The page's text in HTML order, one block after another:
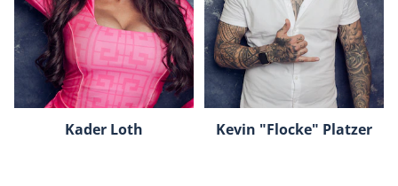
Kader Loth Kevin "Flocke" Platzer